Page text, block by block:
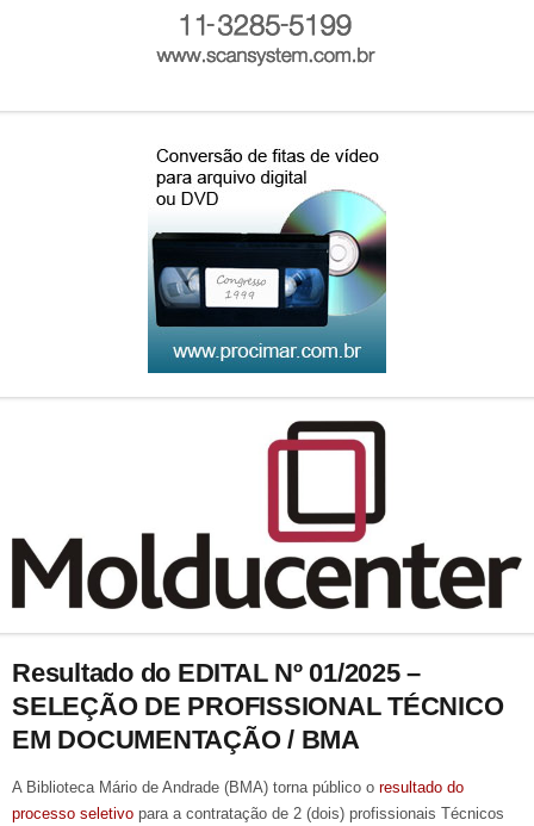
Resultado do EDITAL Nº 01/2025 –
SELEÇÃO DE PROFISSIONAL TÉCNICO
EM DOCUMENTAÇÃO / BMA
A Biblioteca Mário de Andrade (BMA) torna público o resultado do
processo seletivo para a contratação de 2 (dois) profissionais Técnicos